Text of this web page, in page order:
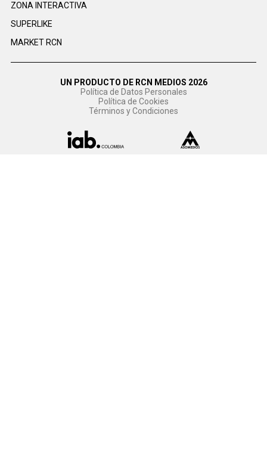
ZONA INTERACTIVA
SUPERLIKE
MARKET RCN
UN PRODUCTO DE RCN MEDIOS 2026
Política de Datos Personales
Política de Cookies
Términos y Condiciones